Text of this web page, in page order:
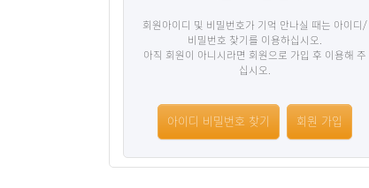
회원아이디 및 비밀번호가 기억 안나실 때는 아이디/
비밀번호 찾기를 이용하십시오.
아직 회원이 아니시라면 회원으로 가입 후 이용해 주
십시오.
아이디 비밀번호 찾기 회원 가입